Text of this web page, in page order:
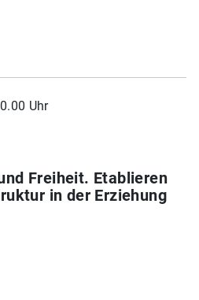
Uhr
Freiheit. Etablieren
in der Erziehung